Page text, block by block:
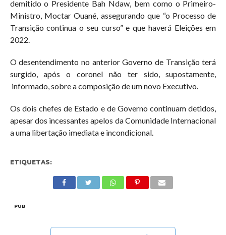
demitido o Presidente Bah Ndaw, bem como o Primeiro-
Ministro, Moctar Ouané, assegurando que “o Processo de
Transição continua o seu curso” e que haverá Eleições em
2022.
O desentendimento no anterior Governo de Transição terá
surgido, após o coronel não ter sido, supostamente,
informado, sobre a composição de um novo Executivo.
Os dois chefes de Estado e de Governo continuam detidos,
apesar dos incessantes apelos da Comunidade Internacional
a uma libertação imediata e incondicional.
ETIQUETAS:
PUB